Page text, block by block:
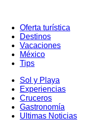
Oferta turística
Destinos
Vacaciones
México
Tips
Sol y Playa
Experiencias
Cruceros
Gastronomía
Ultimas Noticias